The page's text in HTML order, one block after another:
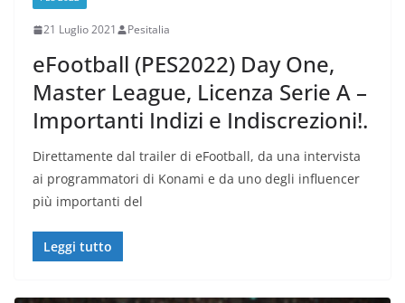
21 Luglio 2021 Pesitalia
eFootball (PES2022) Day One,
Master League, Licenza Serie A –
Importanti Indizi e Indiscrezioni!.
Direttamente dal trailer di eFootball, da una intervista
ai programmatori di Konami e da uno degli influencer
più importanti del
Leggi tutto